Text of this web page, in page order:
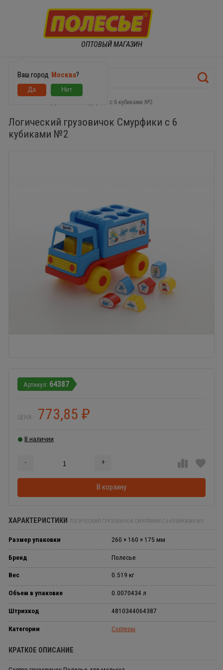
ОПТОВЫЙ МАГАЗИН
Ваш город Москва?
Логический грузовичок Смурфики с 6 кубиками №2
Логический грузовичок Смурфики с 6
кубиками №2
64387
ЦЕНА: 773,85 ₽
В наличии
- +
В корзину
ХАРАКТЕРИСТИКИ ЛОГИЧЕСКИЙ ГРУЗОВИЧОК СМУРФИКИ С 6 КУБИКАМИ №2
Размер упаковки 260 × 160 × 175 мм
Бренд Полесье
Вес 0.519 кг
Объем в упаковке 0.0070434 л
Штрихкод 4810344064387
Категории Сортеры
КРАТКОЕ ОПИСАНИЕ